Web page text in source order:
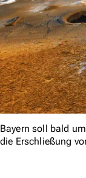
Bayern soll bald
die Erschließung